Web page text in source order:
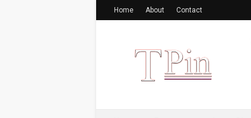
Home About Contact